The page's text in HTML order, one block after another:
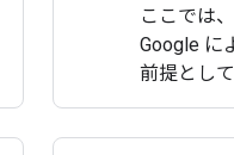
ここでは
Google に
前提として